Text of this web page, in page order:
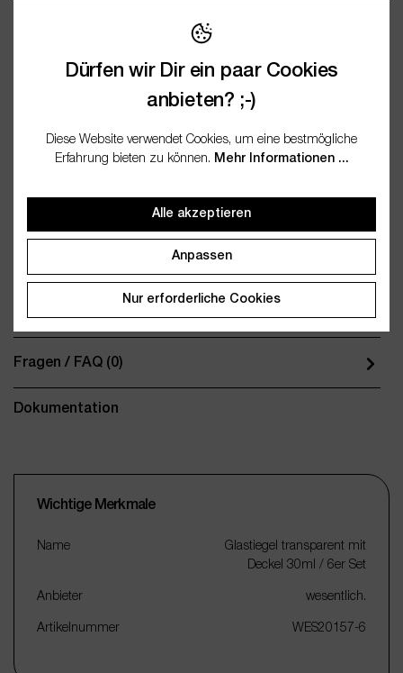
Kompakt, edel und unglaublich praktisch – das 6er-Set
transparenter Glastiegel mit je 30 ml Fassungsvermögen ist
Fragen / FAQ (0)
Dokumentation
Wichtige Merkmale
Name
Glastiegel transparent mit
Deckel 30ml / 6er Set
Anbieter wesentlich.
Artikelnummer WES20157-6
Dürfen wir Dir ein paar Cookies
anbieten? ;-)
Diese Website verwendet Cookies, um eine bestmögliche
Erfahrung bieten zu können. Mehr Informationen ...
Alle akzeptieren
Anpassen
Nur erforderliche Cookies